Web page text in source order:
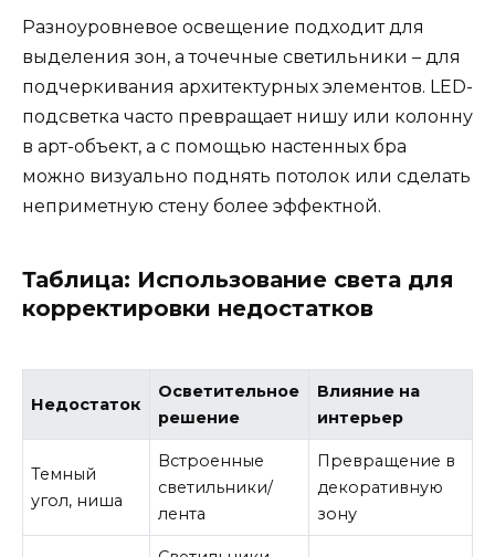
Разноуровневое освещение подходит для
выделения зон, а точечные светильники – для
подчеркивания архитектурных элементов. LED-
подсветка часто превращает нишу или колонну
в арт-объект, а с помощью настенных бра
можно визуально поднять потолок или сделать
неприметную стену более эффектной.
Таблица: Использование света для
корректировки недостатков
Недостаток
Осветительное
решение
Влияние на
интерьер
Темный
угол, ниша
Встроенные
светильники/
лента
Превращение в
декоративную
зону